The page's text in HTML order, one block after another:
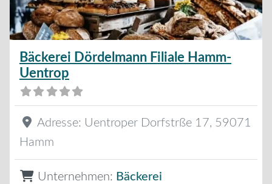
Bäckerei Dördelmann Filiale Hamm-
Uentrop
Adresse: Uentroper Dorfstrße 17, 59071
Hamm
Unternehmen: Bäckerei